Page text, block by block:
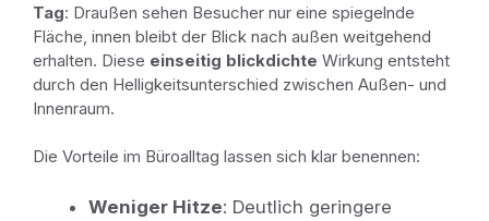
Tag: Draußen sehen Besucher nur eine spiegelnde
Fläche, innen bleibt der Blick nach außen weitgehend
erhalten. Diese einseitig blickdichte Wirkung entsteht
durch den Helligkeitsunterschied zwischen Außen- und
Innenraum.
Die Vorteile im Büroalltag lassen sich klar benennen:
Weniger Hitze: Deutlich geringere